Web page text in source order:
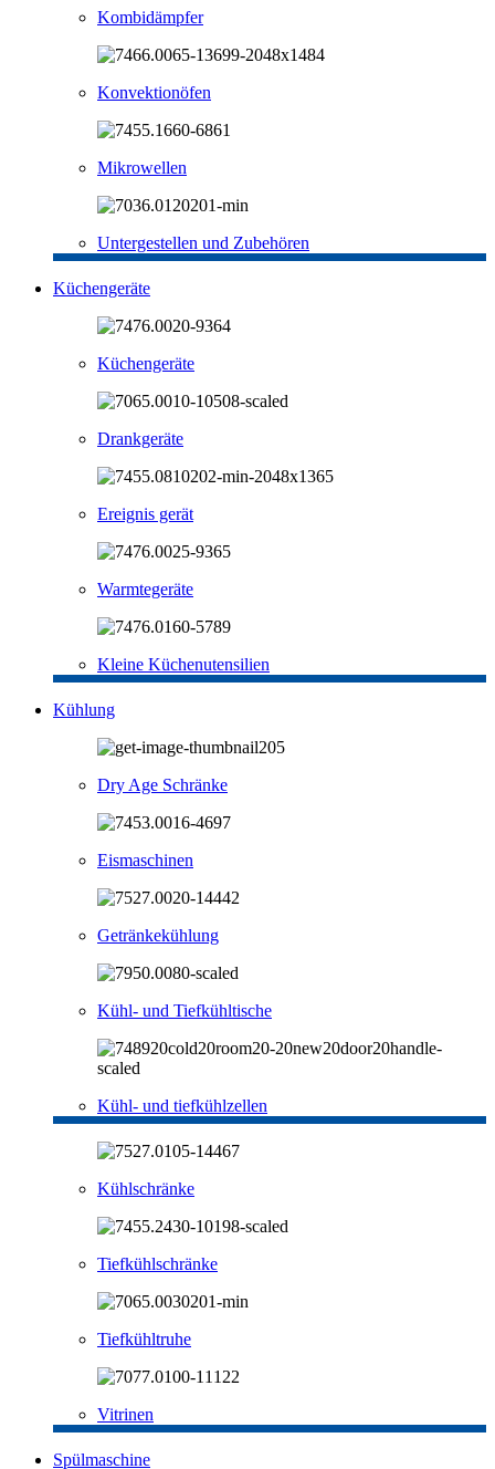
Kombidämpfer
Konvektionöfen
Mikrowellen
Untergestellen und Zubehören
Küchengeräte
Küchengeräte
Drankgeräte
Ereignis gerät
Warmtegeräte
Kleine Küchenutensilien
Kühlung
Dry Age Schränke
Eismaschinen
Getränkekühlung
Kühl- und Tiefkühltische
Kühl- und tiefkühlzellen
Kühlschränke
Tiefkühlschränke
Tiefkühltruhe
Vitrinen
Spülmaschine